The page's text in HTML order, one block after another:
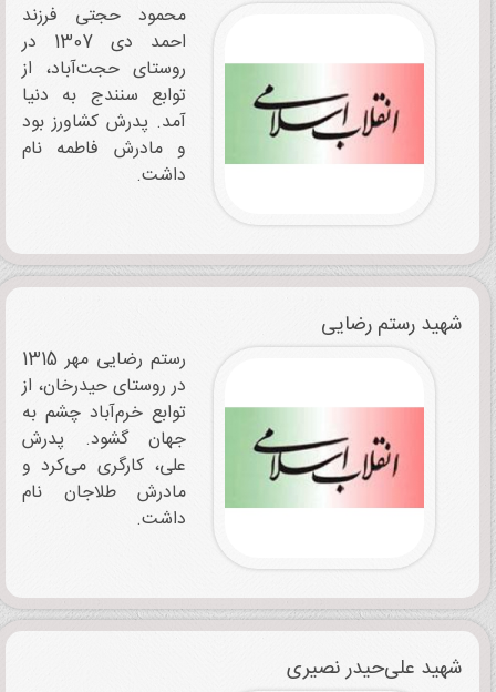
محمود حجتی فرزند
احمد دی‌ 1307 در
روستای حجت‌آباد، از
توابع سنندج به دنیا
آمد. پدرش کشاورز بود
و مادرش فاطمه نام‌
داشت.
شهید رستم رضایی
رستم رضایی مهر 1315
در روستای حیدرخان، از
توابع خرم‌آباد چشم به
جهان گشود. پدرش
علی، کارگری می‌کرد و
مادرش طلاجان نام
داشت.
شهید علی‌حیدر نصیری